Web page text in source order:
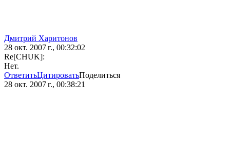
Дмитрий Харитонов
28 окт. 2007 г., 00:32:02
Re[CHUK]:
Нет.
ОтветитьЦитироватьПоделиться
28 окт. 2007 г., 00:38:21